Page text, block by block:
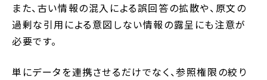
また、古い情報の混入による誤回答の拡散や、原文の
過剰な引用による意図しない情報の露呈にも注意が
必要です。
単にデータを連携させるだけでなく、参照権限の絞り